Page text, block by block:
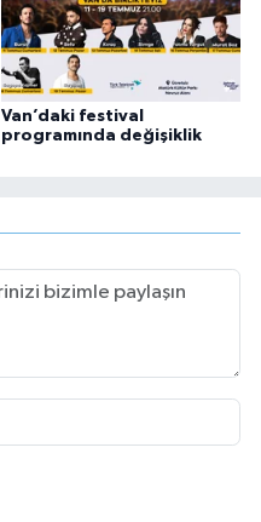
Van’daki festival
programında değişiklik